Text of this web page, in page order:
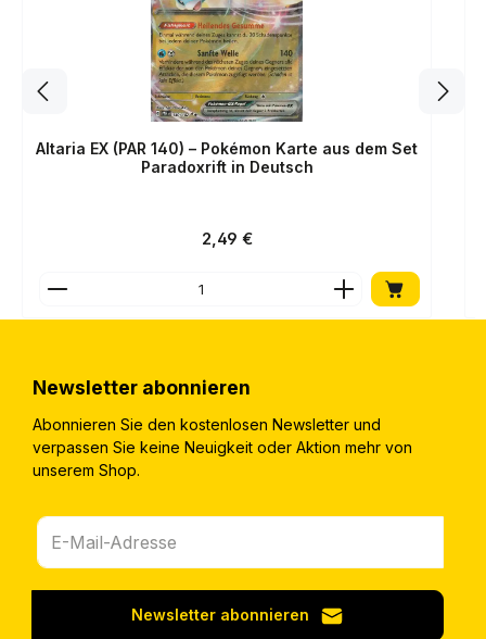
Altaria EX (PAR 140) – Pokémon Karte aus dem Set
Paradoxrift in Deutsch
Regulärer Preis:
2,49 €
Produkt Anzahl: Gib den gewünschten Wert
Newsletter abonnieren
Abonnieren Sie den kostenlosen Newsletter und
verpassen Sie keine Neuigkeit oder Aktion mehr von
unserem Shop.
Newsletter abonnieren